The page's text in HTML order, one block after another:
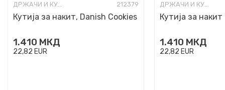
ДРЖАЧИ И КУТИИ ЗА НАКИТ 212379
Кутија за накит, Danish Cookies
1.410 МКД
22,82 EUR
ДРЖАЧИ И КУТИИ ЗА НАКИТ
Кутија за
1.410 МКД
22,82 EUR